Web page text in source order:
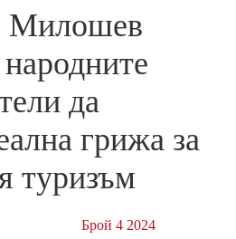
Милошев
да
грижа за
туризъм
Брой 4 2024